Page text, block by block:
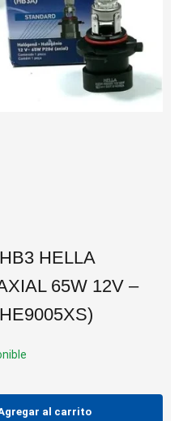
HELLA
65W 12V –
al carrito